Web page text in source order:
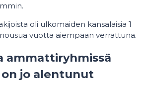
oli ulkomaiden kansalaisia 1
nousua vuotta aiempaan verrattuna.
ammattiryhmissä
jo alentunut